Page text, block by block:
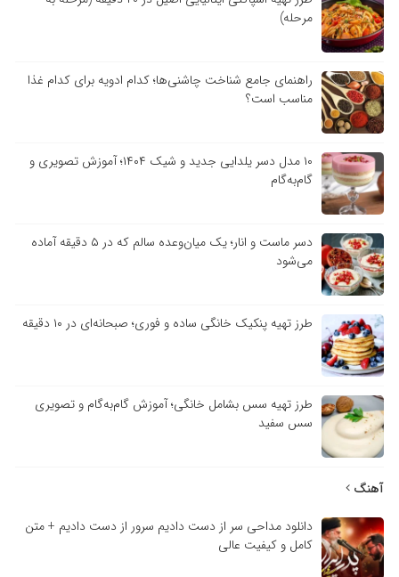
مرحله)
راهنمای جامع شناخت چاشنی‌ها؛ کدام ادویه برای کدام غذا
مناسب است؟
۱۰ مدل دسر یلدایی جدید و شیک ۱۴۰۴؛ آموزش تصویری و
گام‌به‌گام
دسر ماست و انار؛ یک میان‌وعده سالم که در ۵ دقیقه آماده
می‌شود
طرز تهیه پنکیک خانگی ساده و فوری؛ صبحانه‌ای در ۱۰ دقیقه
طرز تهیه سس بشامل خانگی؛ آموزش گام‌به‌گام و تصویری
سس سفید
آهنگ
دانلود مداحی سر از دست دادیم سرور از دست دادیم + متن
کامل و کیفیت عالی